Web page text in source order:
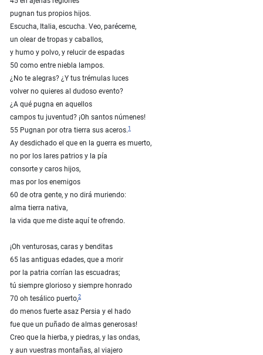
pugnan tus propios hijos.
Escucha, Italia, escucha. Veo, paréceme,
un olear de tropas y caballos,
y humo y polvo, y relucir de espadas
50 como entre niebla lampos.
¿No te alegras? ¿Y tus trémulas luces
volver no quieres al dudoso evento?
¿A qué pugna en aquellos
campos tu juventud? ¡Oh santos númenes!
55 Pugnan por otra tierra sus aceros.1
Ay desdichado el que en la guerra es muerto,
no por los lares patrios y la pía
consorte y caros hijos,
mas por los enemigos
60 de otra gente, y no dirá muriendo:
alma tierra nativa,
la vida que me diste aquí te ofrendo.
¡Oh venturosas, caras y benditas
65 las antiguas edades, que a morir
por la patria corrían las escuadras;
tú siempre glorioso y siempre honrado
70 oh tesálico puerto,2
do menos fuerte asaz Persia y el hado
fue que un puñado de almas generosas!
Creo que la hierba, y piedras, y las ondas,
y aun vuestras montañas, al viajero